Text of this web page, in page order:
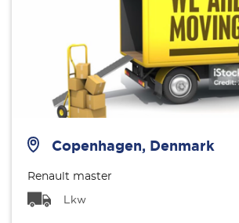
Copenhagen, Denmark
Renault master
Lkw